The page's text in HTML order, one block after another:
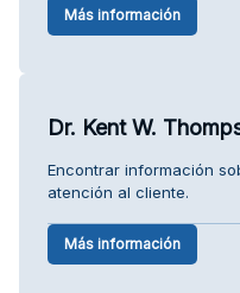
Más información
Dr. Kent W.
Encontrar información
atención al cliente.
Más información